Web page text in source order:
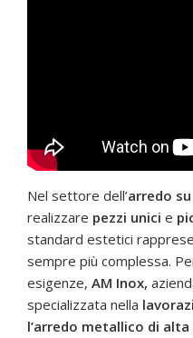
Nel settore dell’arredo
realizzare pezzi unici e
standard estetici
sempre più complessa.
esigenze, AM Inox,
specializzata nella
l’arredo metallico di